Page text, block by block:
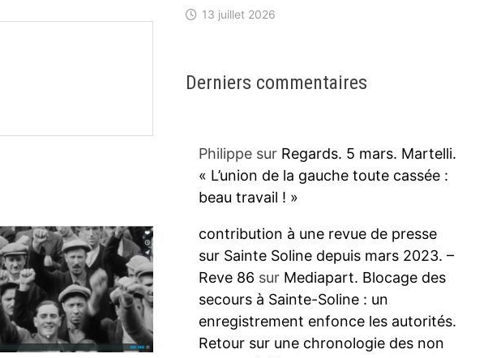
13 juillet 2026
Derniers commentaires
Philippesur Regards. 5 mars. Martelli.
« L’union de la gauche toute cassée :
beau travail ! »
contribution à une revue de presse
sur Sainte Soline depuis mars 2023. –
Reve 86 sur Mediapart. Blocage des
secours à Sainte-Soline : un
enregistrement enfonce les autorités.
Retour sur une chronologie des non